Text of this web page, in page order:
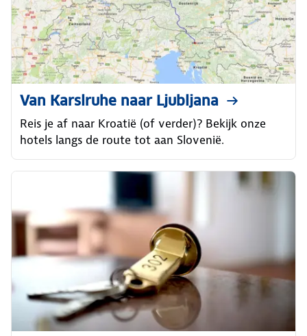
Van Karslruhe naar Ljubljana
Reis je af naar Kroatië (of verder)? Bekijk onze
hotels langs de route tot aan Slovenië.